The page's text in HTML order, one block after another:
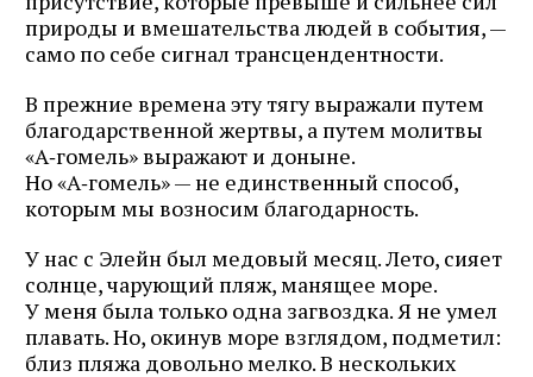
природы и вмешательства людей в события, —
само по себе сигнал трансцендентности.
В прежние времена эту тягу выражали путем
благодарственной жертвы, а путем молитвы
«А‑гомель» выражают и доныне.
Но «А‑гомель» — не единственный способ,
которым мы возносим благодарность.
У нас с Элейн был медовый месяц. Лето, сияет
солнце, чарующий пляж, манящее море.
У меня была только одна загвоздка. Я не умел
плавать. Но, окинув море взглядом, подметил:
близ пляжа довольно мелко. В нескольких